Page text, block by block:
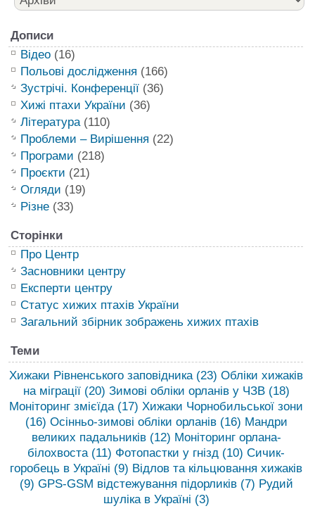
Дописи
Відео(16)
Польові дослідження (166)
Зустрічі. Конференції(36)
Хижі птахи України (36)
Література(110)
Проблеми – Вирішення (22)
Програми (218)
Проєкти (21)
Огляди (19)
Різне(33)
Сторінки
Про Центр
Засновники центру
Експерти центру
Статус хижих птахів України
Загальний збірник зображень хижих птахів
Теми
Хижаки Рівненського заповідника(23) Обліки хижаків
на міграції(20) Зимові обліки орланів у ЧЗВ(18)
Моніторинг змієїда(17) Хижаки Чорнобильської зони
(16) Осінньо-зимові обліки орланів(16) Мандри
великих падальників(12) Моніторинг орлана-
білохвоста(11) Фотопастки у гнізд (10) Сичик-
горобець в Україні (9) Відлов та кільцювання хижаків
(9) GPS-GSM відстежування підорликів(7) Рудий
шуліка в Україні (3)